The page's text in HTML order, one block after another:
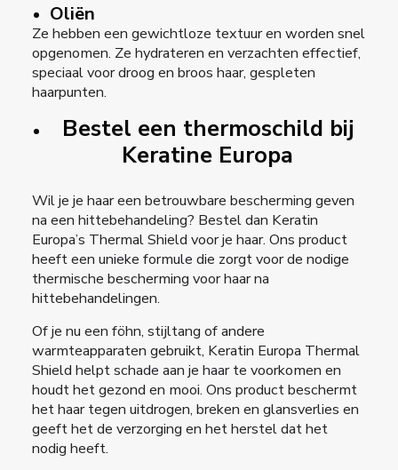
Oliën
Ze hebben een gewichtloze textuur en worden snel
opgenomen. Ze hydrateren en verzachten effectief,
speciaal voor droog en broos haar, gespleten
haarpunten.
Bestel een thermoschild bij
Keratine Europa
Wil je je haar een betrouwbare bescherming geven
na een hittebehandeling? Bestel dan Keratin
Europa’s Thermal Shield voor je haar. Ons product
heeft een unieke formule die zorgt voor de nodige
thermische bescherming voor haarna
hittebehandelingen.
Of je nu een föhn, stijltang of andere
warmteapparaten gebruikt, Keratin Europa Thermal
Shield helpt schade aan je haar te voorkomen en
houdt het gezond en mooi. Ons product beschermt
het haar tegen uitdrogen, breken en glansverlies en
geeft het de verzorging en het herstel dat het
nodig heeft.